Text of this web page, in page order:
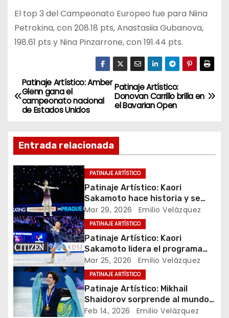
El top 3 del Campeonato Europeo fue para Niina
Petrokina, con 208.18 pts, Anastasiia Gubanova,
198.61 pts y Nina Pinzarrone, con 191.44 pts.
N
a
e
g
a
c
i
ó
n
d
Patinaje Artístico:
Donovan Carrillo brilla en
el Bavarian Open
Patinaje Artístico: Amber
Glenn gana el
campeonato nacional
de Estados Unidos
Entrada relacionada
PATINAJE ARTÍSTICO
Patinaje Artístico: Kaori
Sakamoto hace historia y se
despide como leyenda del hielo
Mar 29, 2026 Emilio Velázquez
PATINAJE ARTÍSTICO
Patinaje Artístico: Kaori
Sakamoto lidera el programa
corto femenil en Praga
Mar 25, 2026 Emilio Velázquez
PATINAJE ARTÍSTICO
Patinaje Artístico: Mikhail
Shaidorov sorprende al mundo
en Milán-Cortina 2026
Feb 14, 2026 Emilio Velázquez